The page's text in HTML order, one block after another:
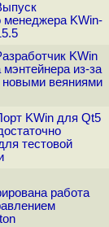
менеджера KWin-
KWin
из-за
новыми веяниями
KWin для Qt5
тестовой
работа